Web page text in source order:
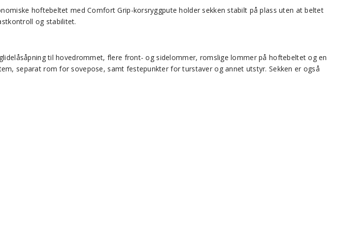
hoftebeltet med Comfort Grip-korsryggpute holder sekken stabilt på plass uten at beltet
og stabilitet.
til hovedrommet, flere front- og sidelommer, romslige lommer på hoftebeltet og en
separat rom for sovepose, samt festepunkter for turstaver og annet utstyr. Sekken er også